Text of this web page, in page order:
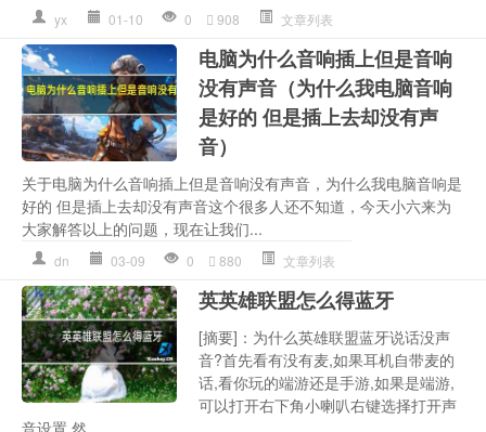
yx 01-10 0 908 文章列表
电脑为什么音响插上但是音响
没有声音（为什么我电脑音响
是好的 但是插上去却没有声
音）
关于电脑为什么音响插上但是音响没有声音，为什么我电脑音响是
好的 但是插上去却没有声音这个很多人还不知道，今天小六来为
大家解答以上的问题，现在让我们...
dn 03-09 0 880 文章列表
英英雄联盟怎么得蓝牙
[摘要]：为什么英雄联盟蓝牙说话没声
音?首先看有没有麦,如果耳机自带麦的
话,看你玩的端游还是手游,如果是端游,
可以打开右下角小喇叭右键选择打开声